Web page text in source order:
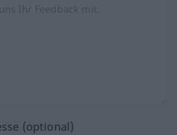
(optional)